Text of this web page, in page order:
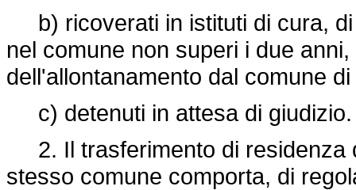
b) ricoverati in istituti di cura, di
nel comune non superi i due
dell'allontanamento dal comune
c) detenuti in attesa di giudizio.
2. Il trasferimento di residenza
stesso comune comporta, di